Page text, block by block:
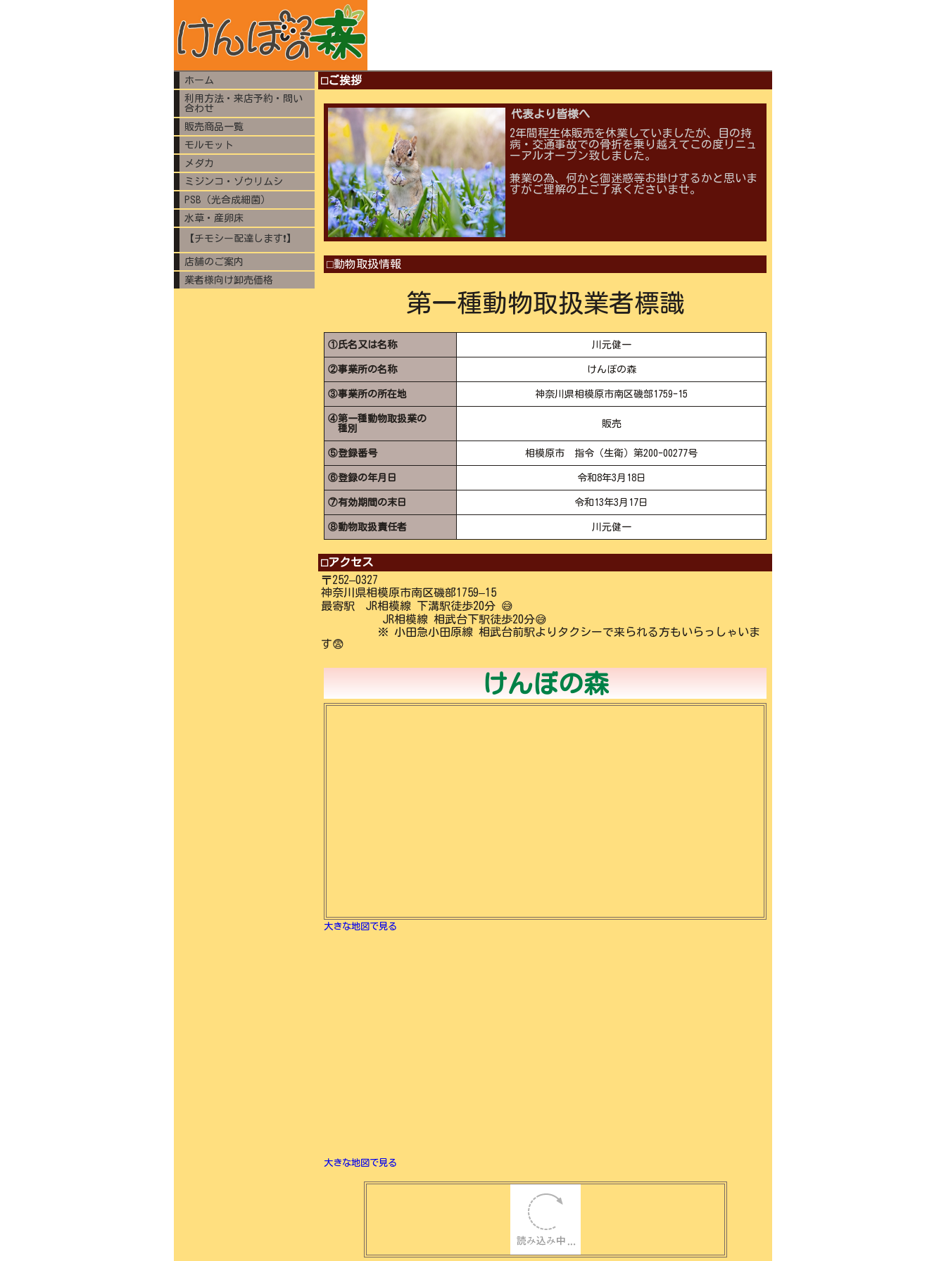
⬜︎ご挨拶
代表より皆様へ
2年間程生体販売を休業していましたが、目の持
病・交通事故での骨折を乗り越えてこの度リニュ
ーアルオープン致しました。
兼業の為、何かと御迷惑等お掛けするかと思いま
すがご理解の上ご了承くださいませ。
⬜︎動物取扱情報
第一種動物取扱業者標識
①氏名又は名称 川元健一
②事業所の名称 けんぼの森
③事業所の所在地 神奈川県相模原市南区磯部1759-15
④第一種動物取扱業の
種別
販売
⑤登録番号 相模原市 指令（生衛）第200-00277号
⑥登録の年月日 令和8年3月18日
⑦有効期間の末日 令和13年3月17日
⑧動物取扱責任者 川元健一
⬜︎アクセス
〒252–0327
神奈川県相模原市南区磯部1759–15
最寄駅 JR相模線 下溝駅徒歩20分 😅
JR相模線 相武台下駅徒歩20分😅
※ 小田急小田原線 相武台前駅よりタクシーで来られる方もいらっしゃいま
す😨
けんぼの森
大きな地図で見る
大きな地図で見る
ホーム
利用方法・来店予約・問い
合わせ
販売商品一覧
モルモット
メダカ
ミジンコ・ゾウリムシ
PSB（光合成細菌）
水草・産卵床
【チモシー配達します❗️】
店舗のご案内
業者様向け卸売価格